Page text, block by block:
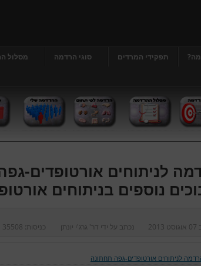
תפקידי המרדים סוגי הרדמה מסלול
לניתוחים אורטופדים-
נוספים בניתוחים
07 אוגוסט 2013 נכתב על ידי דר' גרג'י יונתן כניסות: 35508
לניתוחים אורטופדים-גפה תחתונה